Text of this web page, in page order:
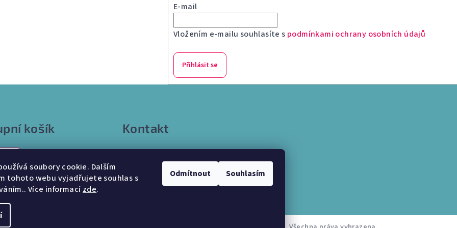
soubory cookie. Dalším
tohoto webu vyjadřujete souhlas s
Více informacízde.
Odmítnout Souhlasím
E-mail
Vložením e-mailu souhlasíte s podmínkami ochrany osobních údajů
Přihlásit se
košík Kontakt
603 100 829